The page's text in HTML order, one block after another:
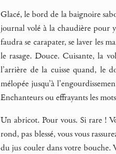
Glacé, le bord de la baignoire
journal volé à la chaudière pour
faudra se carapater, se laver les
le rasage. Douce. Cuisante, la
l’arrière de la cuisse quand, le
mélopée jusqu’à
Enchanteurs ou effrayants les
Un abricot. Pour vous. Si rare !
rond, pas blessé, vous vous
du jus couler dans votre bouche.